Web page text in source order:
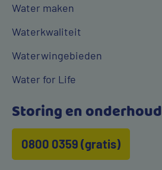
Water maken
Waterkwaliteit
Waterwingebieden
Water for Life
Storing en onderhoud
0800 0359 (gratis)